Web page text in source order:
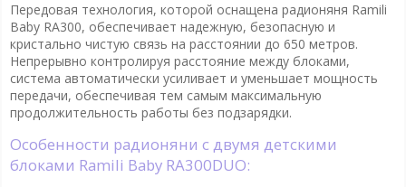
Передовая технология, которой оснащена радионяня Ramili
Baby RA300, обеспечивает надежную, безопасную и
кристально чистую связь на расстоянии до 650 метров.
Непрерывно контролируя расстояние между блоками,
система автоматически усиливает и уменьшает мощность
передачи, обеспечивая тем самым максимальную
продолжительность работы без подзарядки.
Особенности радионяни с двумя детскими
блоками Ramili Baby RA300DUO: